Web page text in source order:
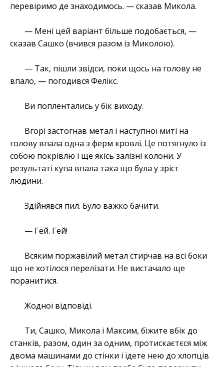
перевіримо де знаходимось. — сказав Микола.
— Мені цей варіант більше подобається, —
сказав Сашко (вчився разом із Миколою).
— Так, пішли звідси, поки щось на голову не
впало, — погодився Фелікс.
Ви поплентались у бік виходу.
Вгорі застогнав метал і наступної миті на
голову впала одна з ферм кровлі. Це потягнуло із
собою покрівлю і ще якісь залізні колони. У
результаті купа впала така що була у зріст
людини.
Здійнявся пил. Було важко бачити.
— Гей. Гей!
Всяким поржавілий метал стирчав на всі боки
що не хотілося перелізати. Не вистачало ще
поранитися.
Жодної відповіді.
Ти, Сашко, Микола і Максим, біжите вбік до
станків, разом, один за одним, протискаєтєся між
двома машинами до стінки і їдете нею до хлопців